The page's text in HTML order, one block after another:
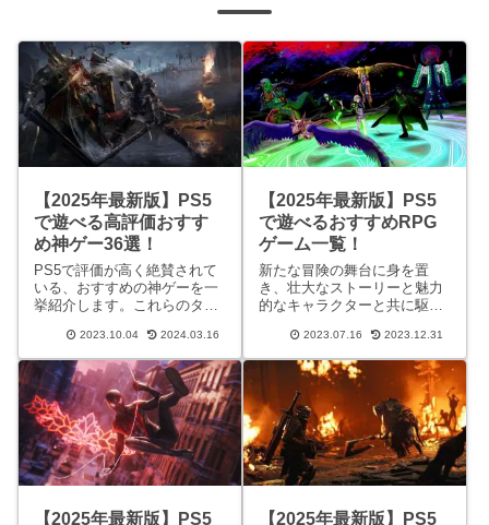
【2025年最新版】PS5
で遊べる高評価おすす
め神ゲー36選！
PS5で評価が高く絶賛されて
いる、おすすめの神ゲーを一
挙紹介します。これらのタイ
クス、魅力的なストーリーテ
リング、革新的なゲームプレ
イ要素でゲーマーたちを魅了
しています。PS5の性能を最
大限に活用したこれらのゲー
ム
2023.10.04 2024.03.16
【2025年最新版】PS5
で遊べるおすすめRPG
ゲーム一覧！
新たな冒険の舞台に身を置
き、壮大なストーリーと魅力
的なキャラクターと共に駆け
高のRPGゲームをご紹介しま
す。多彩なバトルシステム、
美麗なグラフィック、そして
感動的な物語が、あなたを別
世界へと誘います。力を合わ
せて
2023.07.16 2023.12.31
【2025年最新版】PS5 【2025年最新版】PS5